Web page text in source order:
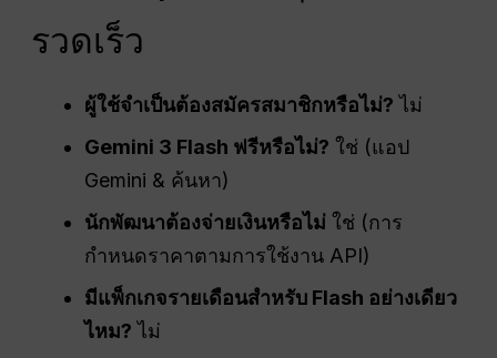
รวดเร็ว
ผู้ใช้จำเป็นต้องสมัครสมาชิกหรือไม่? ไม่
Gemini 3 Flash ฟรีหรือไม่? ใช่ (แอป
Gemini & ค้นหา)
นักพัฒนาต้องจ่ายเงินหรือไม่ ใช่ (การ
กำหนดราคาตามการใช้งาน API)
มีแพ็กเกจรายเดือนสำหรับ Flash อย่างเดียว
ไหม? ไม่